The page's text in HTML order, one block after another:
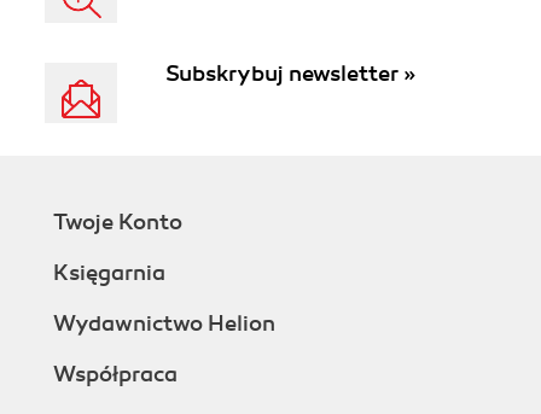
Subskrybuj newsletter »
Twoje Konto
Księgarnia
Wydawnictwo Helion
Współpraca